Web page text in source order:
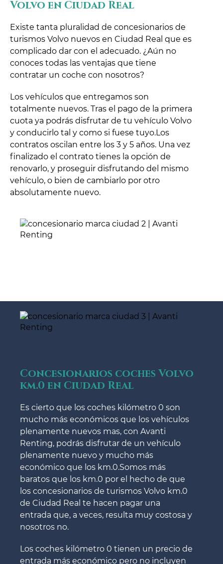
Volvo en Ciudad Real
Existe tanta pluralidad de concesionarios de
turismos Volvo nuevos en Ciudad Real que es
complicado dar con el adecuado. ¿Aún no
conoces todas las ventajas que tiene
contratar un coche con nosotros?
Los vehículos que entregamos son
totalmente nuevos. Tras el pago de la primera
cuota ya podrás disfrutar de tu vehículo Volvo
y conducirlo tal y como si fuese tuyo.Los
contratos oscilan entre los 3 y 5 años. Una vez
finalizado el contrato tienes la opción de
renovarlo, y proseguir disfrutando del mismo
vehículo, o bien de cambiarlo por otro
absolutamente nuevo.
Concesionarios coches Volvo
km.0 en Ciudad Real
Es cierto que los coches kilómetro 0 son
mucho más económicos que los vehículos
plenamente nuevos mas, con Avanti
Renting, podrás disfrutar de un vehículo
plenamente nuevo y mucho más
económico que los km.0.Somos más
baratos que los km.0 por el hecho de que
los concesionarios de turismos Volvo km.0
de Ciudad Real te hacen pagar una
entrada que, a veces, resulta muy costosa y
nosotros no.
Los coches kilómetro 0 tienen un precio de
entrada más económico pero no incluyen